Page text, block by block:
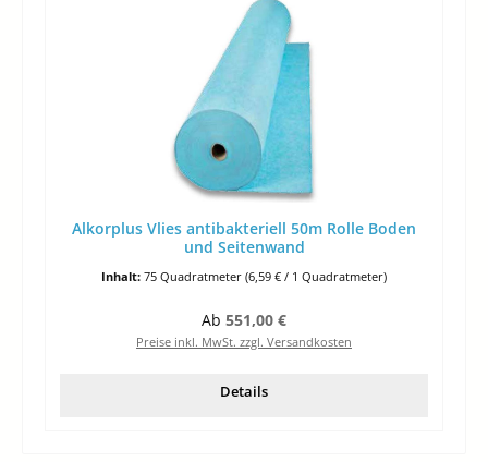
Alkorplus Vlies antibakteriell 50m Rolle Boden
und Seitenwand
Inhalt: 75 Quadratmeter (6,59 € / 1 Quadratmeter)
Regulärer Preis:
Ab 551,00 €
Preise inkl. MwSt. zzgl. Versandkosten
Details